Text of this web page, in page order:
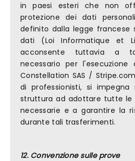
in paesi esteri che non
protezione dei dati
definito dalla legge francese
dati (Loi Informatique et
acconsente tuttavia a
necessario per l'esecuzione
Constellation SAS /
di professionisti, si
struttura ad adottare tutte le
necessarie e a garantire la
durante tali trasferimenti.
12. Convenzione sulle prove